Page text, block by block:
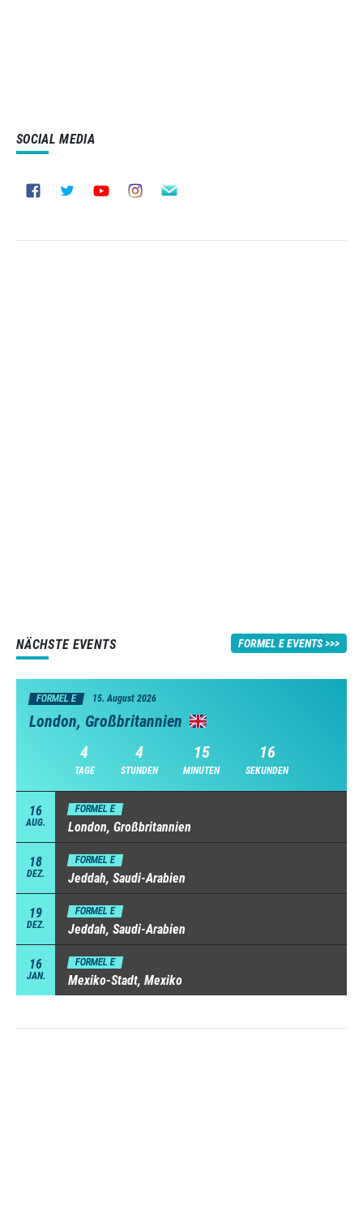
SOCIAL MEDIA
NÄCHSTE EVENTS FORMEL E EVENTS
FORMEL E 15. August 2026
London, Großbritannien
4
TAGE
4
STUNDEN
15
MINUTEN
15
SEKUNDEN
16
AUG.
FORMEL E
London, Großbritannien
18
DEZ.
FORMEL E
Jeddah, Saudi-Arabien
19
DEZ.
FORMEL E
Jeddah, Saudi-Arabien
16
JAN.
FORMEL E
Mexiko-Stadt, Mexiko